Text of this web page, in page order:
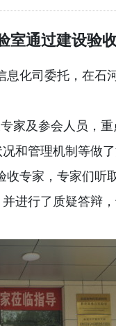
室通过建设验
息化司委托，在石
家及参会人员，
和管理机制等做了
收专家，专家们听
进行了质疑答辩